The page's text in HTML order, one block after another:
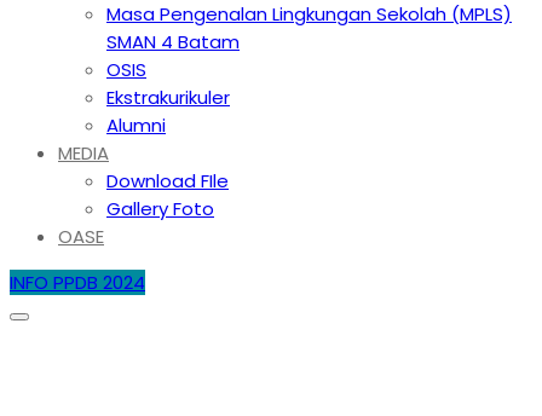
Masa Pengenalan Lingkungan Sekolah (MPLS)
SMAN 4 Batam
OSIS
Ekstrakurikuler
Alumni
MEDIA
Download FIle
Gallery Foto
OASE
INFO PPDB 2024